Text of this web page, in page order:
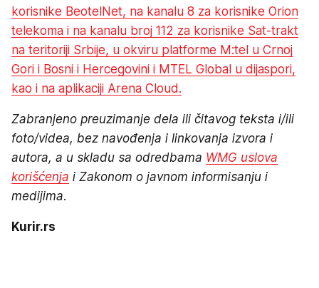
korisnike BeotelNet, na kanalu 8 za korisnike Orion
telekoma i na kanalu broj 112 za korisnike Sat-trakt
na teritoriji Srbije, u okviru platforme M:tel u Crnoj
Gori i Bosni i Hercegovini i MTEL Global u dijaspori,
kao i na aplikaciji Arena Cloud.
Zabranjeno preuzimanje dela ili čitavog teksta i/ili
foto/videa, bez navođenja i linkovanja izvora i
autora, a u skladu sa odredbama WMG uslova
korišćenja i Zakonom o javnom informisanju i
medijima.
Kurir.rs